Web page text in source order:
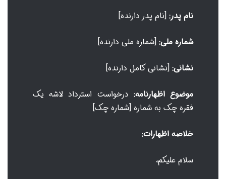
نام پدر: [نام پدر دارنده]
شماره ملی: [شماره ملی دارنده]
نشانی: [نشانی کامل دارنده]
موضوع اظهارنامه: درخواست استرداد لاشه یک
فقره چک به شماره [شماره چک]
خلاصه اظهارات:
سلام علیکم،